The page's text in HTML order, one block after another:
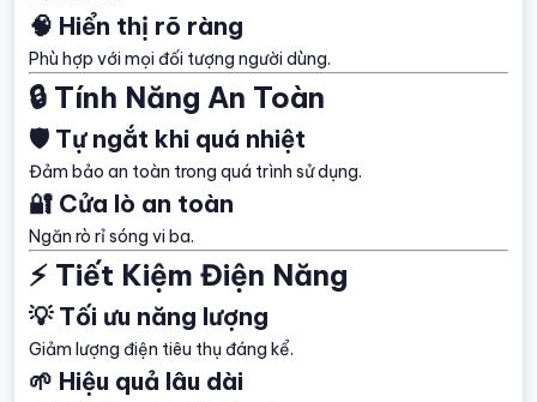
🧠 Hiển thị rõ ràng
Phù hợp với mọi đối tượng người dùng.
🔒 Tính Năng An Toàn
🛡️ Tự ngắt khi quá nhiệt
Đảm bảo an toàn trong quá trình sử dụng.
🔐 Cửa lò an toàn
Ngăn rò rỉ sóng vi ba.
⚡ Tiết Kiệm Điện Năng
💡 Tối ưu năng lượng
Giảm lượng điện tiêu thụ đáng kể.
🌱 Hiệu quả lâu dài